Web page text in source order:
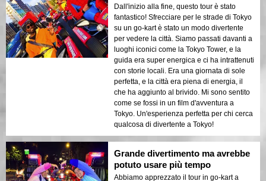
Dall'inizio alla fine, questo tour è stato
fantastico! Sfrecciare per le strade di Tokyo
su un go-kart è stato un modo divertente
per vedere la città. Siamo passati davanti a
luoghi iconici come la Tokyo Tower, e la
guida era super energica e ci ha intrattenuti
con storie locali. Era una giornata di sole
perfetta, e la città era piena di energia, il
che ha aggiunto al brivido. Mi sono sentito
come se fossi in un film d'avventura a
Tokyo. Un'esperienza perfetta per chi cerca
qualcosa di divertente a Tokyo!
Grande divertimento ma avrebbe
potuto usare più tempo
Abbiamo apprezzato il tour in go-kart a